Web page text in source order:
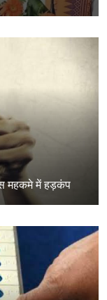
महकमे में हड़कंप